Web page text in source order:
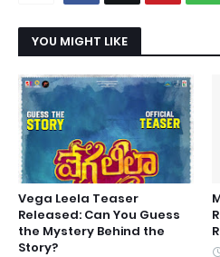
YOU MIGHT LIKE
Vega Leela Teaser
Released: Can You Guess
the Mystery Behind the
Story?